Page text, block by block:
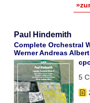
Paul Hindemith
Complete Orchestral
Werner Andreas Albert
5